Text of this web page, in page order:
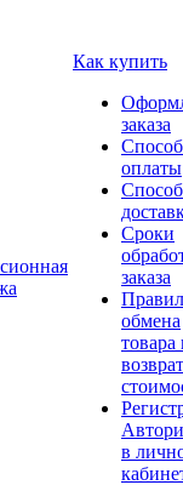
Как купить
заказа
оплаты
Сроки
заказа
обмена
товара
в